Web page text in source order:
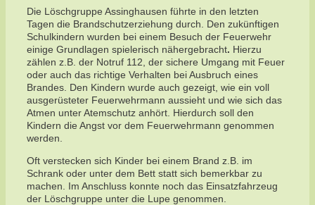
Die Löschgruppe Assinghausen führte in den letzten
Tagen die Brandschutzerziehung durch. Den zukünftigen
Schulkindern wurden bei einem Besuch der Feuerwehr
einige Grundlagen spielerisch nähergebracht. Hierzu
zählen z.B. der Notruf 112, der sichere Umgang mit Feuer
oder auch das richtige Verhalten bei Ausbruch eines
Brandes. Den Kindern wurde auch gezeigt, wie ein voll
ausgerüsteter Feuerwehrmann aussieht und wie sich das
Atmen unter Atemschutz anhört. Hierdurch soll den
Kindern die Angst vor dem Feuerwehrmann genommen
werden.
Oft verstecken sich Kinder bei einem Brand z.B. im
Schrank oder unter dem Bett statt sich bemerkbar zu
machen. Im Anschluss konnte noch das Einsatzfahrzeug
der Löschgruppe unter die Lupe genommen.